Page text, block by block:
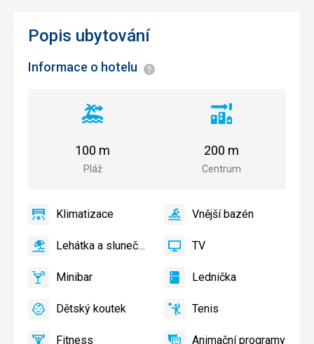
Popis ubytování
Informace o hotelu Informace
Vzdálenost
pláže
Pláž
100 m
Vzdálenost
centra
Centrum
200 m
Klimatizace
Klimatizace
ano
VnějšíVnější bazén
ano
Lehátka
slunečníky
bazénu
Lehátka
Lehátka a slunečníky u bazénu zdarma
ano TV TV
ano
Minibar,Minibar
ano LedničkaLednička
ano
DětskýDětský koutek
ano TenisTenis
ano
Fitness Animační programy